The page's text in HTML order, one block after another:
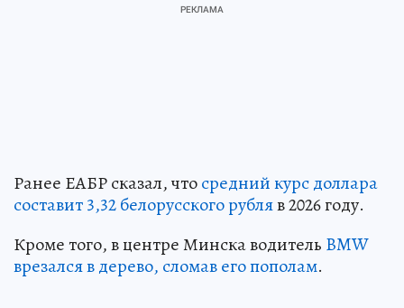
Ранее ЕАБР сказал, чтосредний курс доллара
составит 3,32 белорусского рубляв 2026 году.
Кроме того, в центре Минска водитель BMW
врезался в дерево, сломав его пополам.